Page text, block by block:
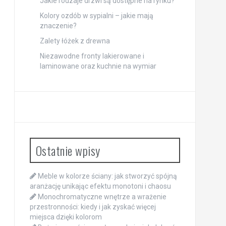
Kolory ozdób w sypialni – jakie mają
znaczenie?
Zalety łóżek z drewna
Niezawodne fronty lakierowane i
laminowane oraz kuchnie na wymiar
Ostatnie wpisy
Meble w kolorze ściany: jak stworzyć spójną
aranżację unikając efektu monotoni i chaosu
Monochromatyczne wnętrze a wrażenie
przestronności: kiedy i jak zyskać więcej
miejsca dzięki kolorom